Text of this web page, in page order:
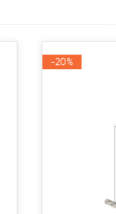
-20%
-20%